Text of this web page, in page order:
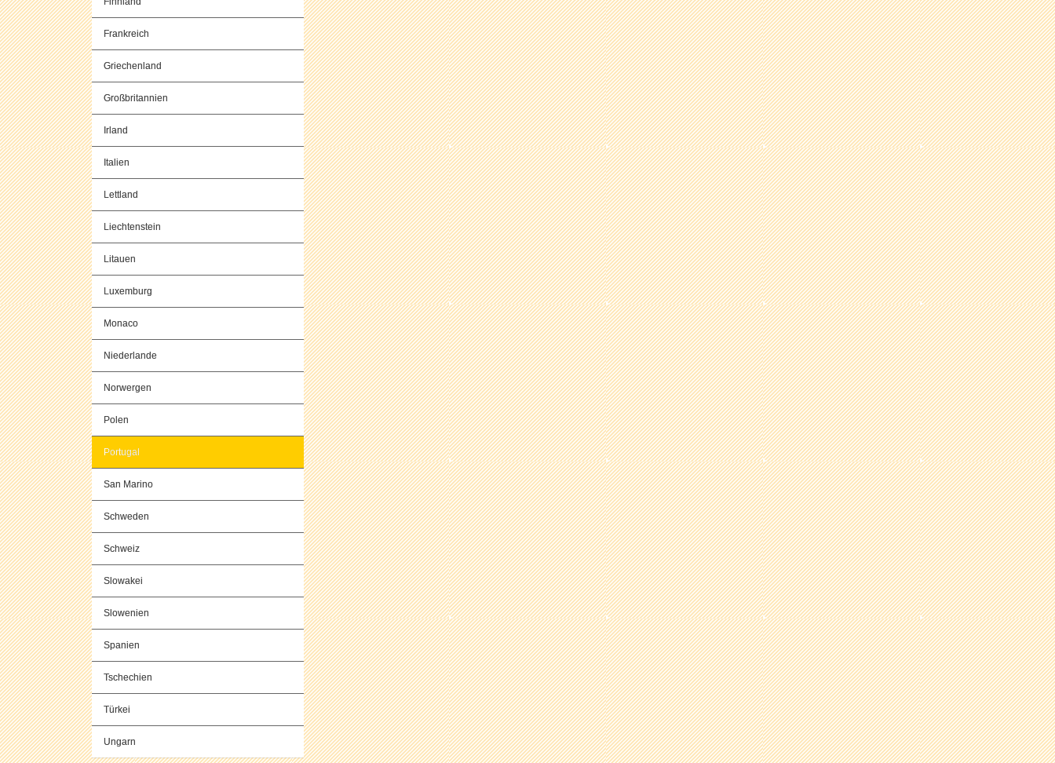
Frankreich
Griechenland
Großbritannien
Irland
Italien
Lettland
Liechtenstein
Litauen
Luxemburg
Monaco
Niederlande
Norwergen
Polen
Portugal
San Marino
Schweden
Schweiz
Slowakei
Slowenien
Spanien
Tschechien
Türkei
Ungarn